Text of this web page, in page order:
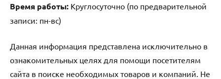
Время работы: Круглосуточно (по предварительной
записи: пн-вс)
Данная информация представлена исключительно в
ознакомительных целях для помощи посетителям
сайта в поиске необходимых товаров и компаний. Не